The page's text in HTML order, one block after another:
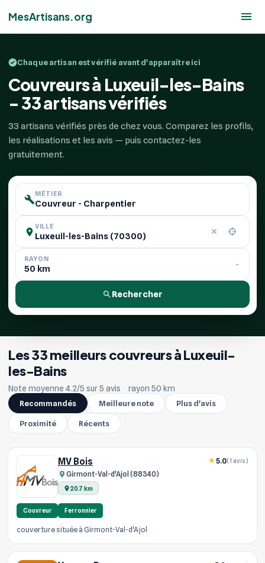
MesArtisans.org
Chaque artisan est vérifié avant d'apparaître ici
Couvreurs à Luxeuil-les-Bains
- 33 artisans vérifiés
33 artisans vérifiés près de chez vous. Comparez les profils,
les réalisations et les avis — puis contactez-les
gratuitement.
MÉTIER
VILLE
RAYON
Rechercher
Les 33 meilleurs couvreurs à Luxeuil-
les-Bains
Note moyenne 4.2/5 sur 5 avis · rayon 50 km
Recommandés
Meilleure note Plus d'avis
Proximité Récents
MV Bois
Girmont-Val-d'Ajol (88340)
20.7 km
5.0(1 avis)
Couvreur Ferronnier
couverture située à Girmont-Val-d'Ajol